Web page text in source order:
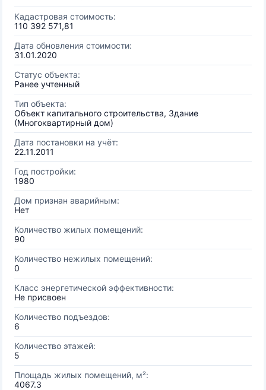
Кадастровая стоимость:
110 392 571,81
Дата обновления стоимости:
31.01.2020
Статус объекта:
Ранее учтенный
Тип объекта:
Объект капитального строительства, Здание
(Многоквартирный дом)
Дата постановки на учёт:
22.11.2011
Год постройки:
1980
Дом признан аварийным:
Нет
Количество жилых помещений:
90
Количество нежилых помещений:
0
Класс энергетической эффективности:
Не присвоен
Количество подъездов:
6
Количество этажей:
5
Площадь жилых помещений, м²:
4067.3